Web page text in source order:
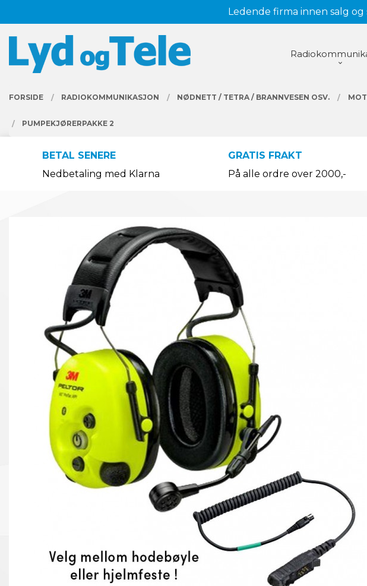
til
innholdet
Ledende firma innen salg
PRODUKTER
FORSIDE RADIOKOMMUNIKASJON NØDNETT / TETRA / BRANNVESEN OSV.
PUMPEKJØRERPAKKE 2
BETAL SENERE
Nedbetaling med Klarna
GRATIS FRAKT
På alle ordre over 2000,-